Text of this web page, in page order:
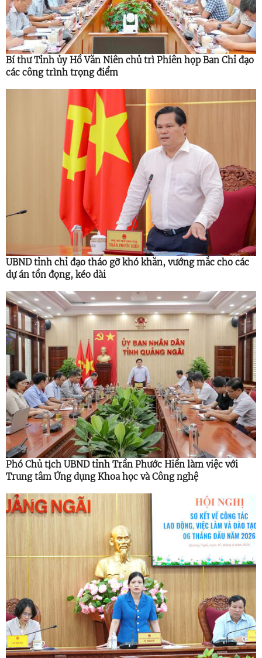
Bí thư Tỉnh ủy Hồ Văn Niên chủ trì Phiên họp Ban Chỉ đạo
các công trình trọng điểm
UBND tỉnh chỉ đạo tháo gỡ khó khăn, vướng mắc cho các
dự án tồn đọng, kéo dài
Phó Chủ tịch UBND tỉnh Trần Phước Hiền làm việc với
Trung tâm Ứng dụng Khoa học và Công nghệ